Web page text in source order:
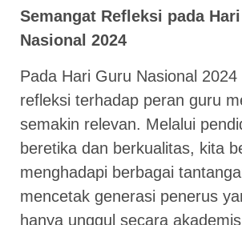
Semangat Refleksi pada
Nasional 2024
Pada Hari Guru Nasional
refleksi terhadap peran guru
semakin relevan. Melalui
beretika dan berkualitas, kita
menghadapi berbagai
mencetak generasi penerus
hanya unggul secara